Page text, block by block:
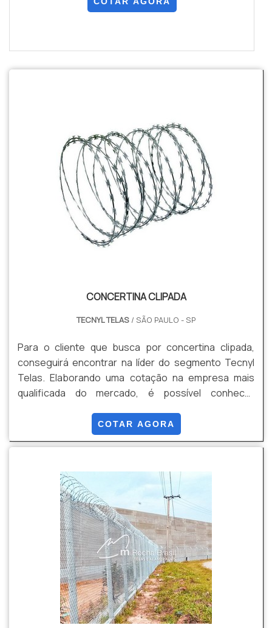
CONCERTINA CLIPADA
TECNYL TELAS / SÃO PAULO - SP
Para o cliente que busca por concertina clipada,
conseguirá encontrar na líder do segmento Tecnyl
Telas. Elaborando uma cotação na empresa mais
qualificada do mercado, é possível conhecer
ramo. Quando o desejo é por concertina clipada,
com os colaboradores da Tecnyl Telas receberá
dos clientes, fatores que aliados ao preço justo
ajudam a gara...
COTAR AGORA